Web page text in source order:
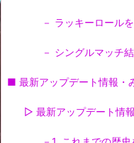
－ ラッキーロール
－ シングルマッチ
■ 最新アップデート情報・
▷ 最新アップデート情報